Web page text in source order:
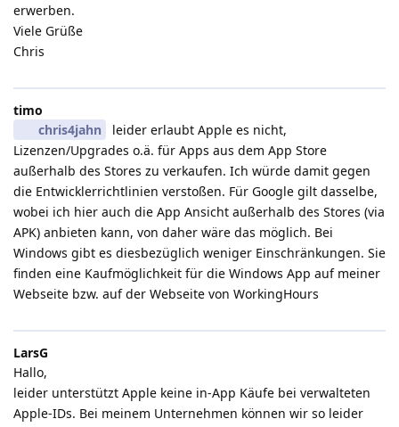
erwerben.
Viele Grüße
Chris
timo
chris4jahn
leider erlaubt Apple es nicht,
Lizenzen/Upgrades o.ä. für Apps aus dem App Store
außerhalb des Stores zu verkaufen. Ich würde damit gegen
die Entwicklerrichtlinien verstoßen. Für Google gilt dasselbe,
wobei ich hier auch die App Ansicht außerhalb des Stores (via
APK) anbieten kann, von daher wäre das möglich. Bei
Windows gibt es diesbezüglich weniger Einschränkungen. Sie
finden eine Kaufmöglichkeit für die Windows App auf meiner
Webseite bzw. auf der Webseite von WorkingHours
LarsG
Hallo,
leider unterstützt Apple keine in-App Käufe bei verwalteten
Apple-IDs. Bei meinem Unternehmen können wir so leider